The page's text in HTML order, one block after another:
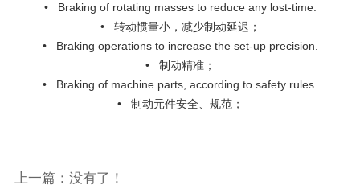
• Braking of rotating masses to reduce any lost-time.
• 转动惯量小，减少制动延迟；
• Braking operations to increase the set-up precision.
• 制动精准；
• Braking of machine parts, according to safety rules.
• 制动元件安全、规范；
上一篇：没有了！